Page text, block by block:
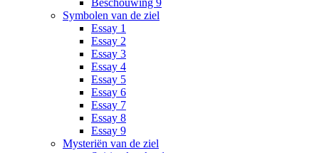
Symbolen van de ziel
Essay 1
Essay 2
Essay 3
Essay 4
Essay 5
Essay 6
Essay 7
Essay 8
Essay 9
Mysteriën van de ziel